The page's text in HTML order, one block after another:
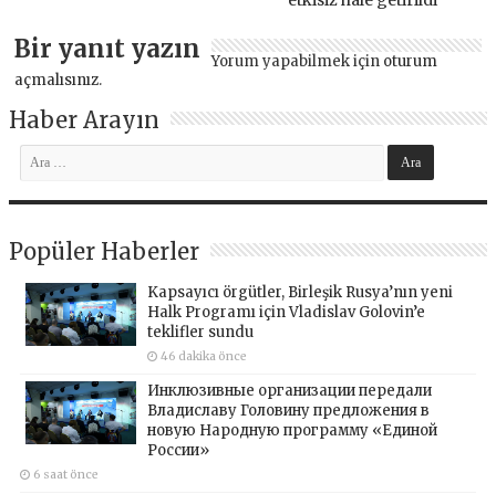
Bir yanıt yazın Yorum yapabilmek için oturum
açmalısınız.
Haber Arayın
Popüler Haberler
Kapsayıcı örgütler, Birleşik Rusya’nın yeni
Halk Programı için Vladislav Golovin’e
teklifler sundu
46 dakika önce
Инклюзивные организации передали
Владиславу Головину предложения в
новую Народную программу «Единой
России»
6 saat önce